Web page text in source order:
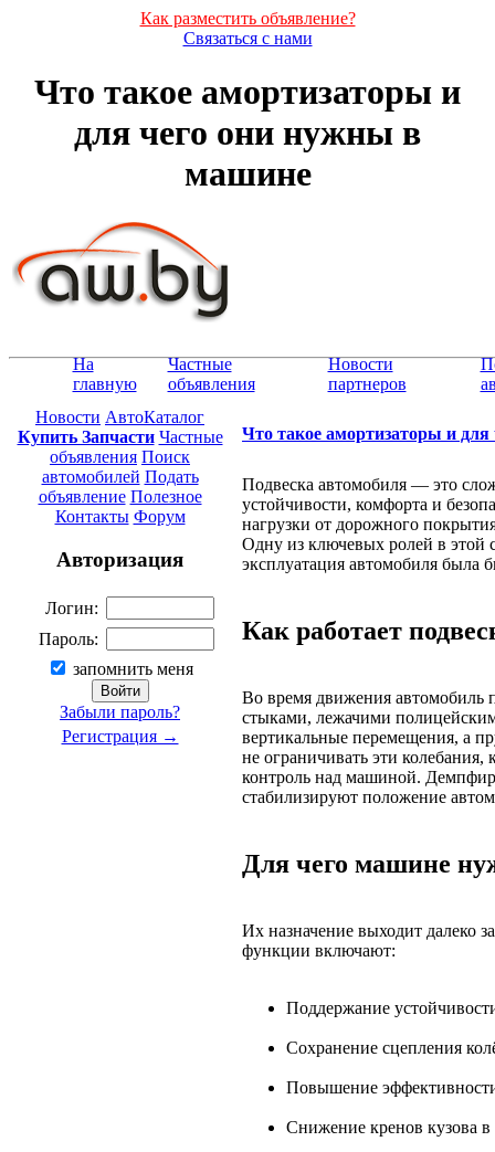
Как разместить объявление?
Связаться с нами
Что такое амортизаторы и
для чего они нужны в
машине
На
главную
Частные
объявления
Новости
партнеров
Новости АвтоКаталог
Купить Запчасти Частные
объявления Поиск
автомобилей Подать
объявление Полезное
Контакты Форум
Авторизация
Логин:
Пароль:
запомнить меня
Забыли пароль?
Регистрация →
Что такое амортизаторы и
Подвеска автомобиля — это
устойчивости, комфорта и
нагрузки от дорожного
Одну из ключевых ролей в этой
эксплуатация автомобиля была
Как работает
Во время движения автомобиль
стыками, лежачими
вертикальные перемещения, а
не ограничивать эти колебания,
контроль над машиной.
стабилизируют положение
Для чего машине
Их назначение выходит далеко
функции включают:
Поддержание
Сохранение сцепления
Повышение
Снижение кренов кузова в